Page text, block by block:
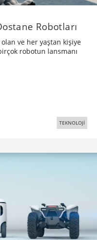
Robotları
olan ve her yaştan kişiye
robotun lansmanı
TEKNOLOJİ